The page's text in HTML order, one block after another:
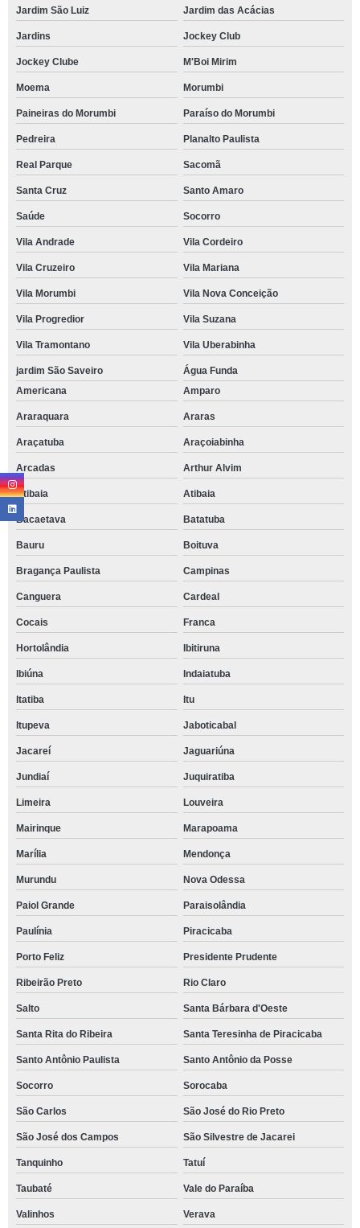
Jardim São Luiz Jardim das Acácias
Jardins Jockey Club
Jockey Clube M'Boi Mirim
Moema Morumbi
Paineiras do Morumbi Paraíso do Morumbi
Pedreira Planalto Paulista
Real Parque Sacomã
Santa Cruz Santo Amaro
Saúde Socorro
Vila Andrade Vila Cordeiro
Vila Cruzeiro Vila Mariana
Vila Morumbi Vila Nova Conceição
Vila Progredior Vila Suzana
Vila Tramontano Vila Uberabinha
jardim São Saveiro
Água Funda
Americana
Amparo
Araraquara Araras
Araçatuba Araçoiabinha
Arcadas Arthur Alvim
Atibaia Atibaia
Bacaetava Batatuba
Bauru Boituva
Bragança Paulista Campinas
Canguera Cardeal
Cocais Franca
Hortolândia Ibitiruna
Ibiúna Indaiatuba
Itatiba Itu
Itupeva Jaboticabal
Jacareí Jaguariúna
Jundiaí Juquiratiba
Limeira Louveira
Mairinque Marapoama
Marília Mendonça
Murundu Nova Odessa
Paiol Grande Paraisolândia
Paulínia Piracicaba
Porto Feliz Presidente Prudente
Ribeirão Preto Rio Claro
Salto Santa Bárbara d'Oeste
Santa Rita do Ribeira Santa Teresinha de Piracicaba
Santo Antônio Paulista Santo Antônio da Posse
Socorro Sorocaba
São Carlos São José do Rio Preto
São José dos Campos São Silvestre de Jacarei
Tanquinho Tatuí
Taubaté Vale do Paraíba
Valinhos Verava